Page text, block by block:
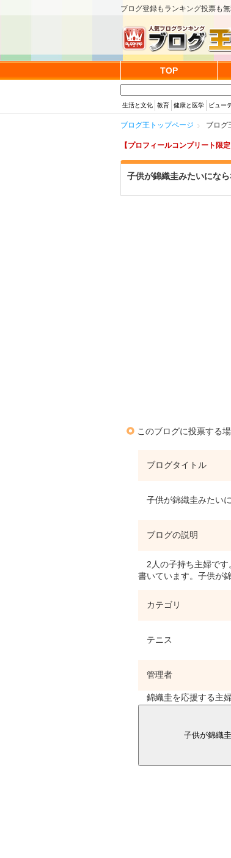
ブログ登録もランキング投票も
TOP
生活と文化 教育 健康と医学 ビュー
ブログ王トップページ ブログ
【プロフィールコンプリート限定
子供が錦織圭みたいにな
このブログに投票する
ブログタイトル
子供が錦織圭みたい
ブログの説明
2人の子持ち主婦です
書いています。子供が
カテゴリ
テニス
管理者
錦織圭を応援する主